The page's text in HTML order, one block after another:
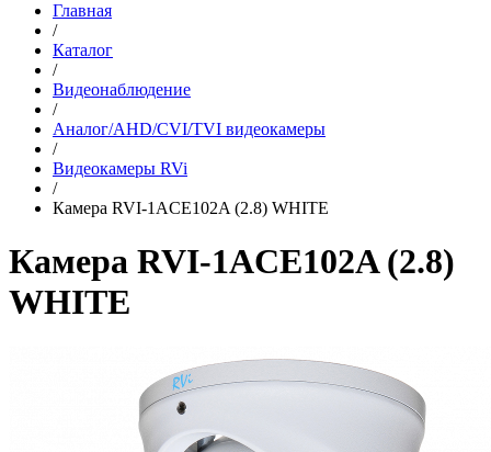
Главная
/
Каталог
/
Видеонаблюдение
/
Аналог/AHD/CVI/TVI видеокамеры
/
Видеокамеры RVi
/
Камера RVI-1ACE102A (2.8) WHITE
Камера RVI-1ACE102A (2.8)
WHITE